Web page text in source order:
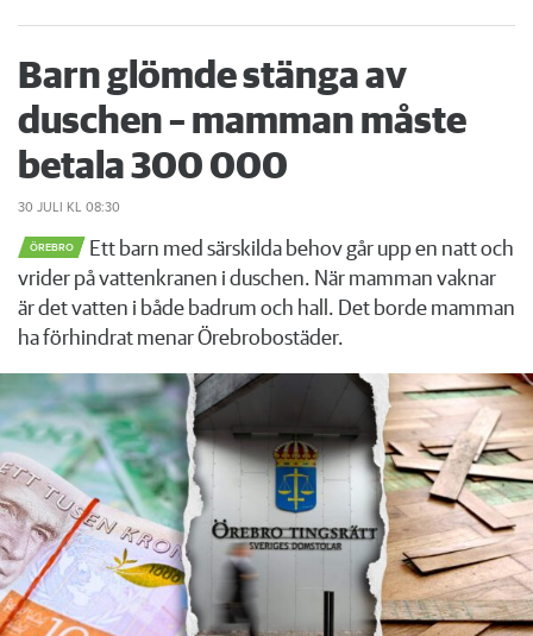
Barn glömde stänga av
duschen – mamman måste
betala 300 000
30 JULI KL 08:30
ÖREBRO
Ett barn med särskilda behov går upp en natt och
vrider på vattenkranen i duschen. När mamman vaknar
är det vatten i både badrum och hall. Det borde mamman
ha förhindrat menar Örebrobostäder.